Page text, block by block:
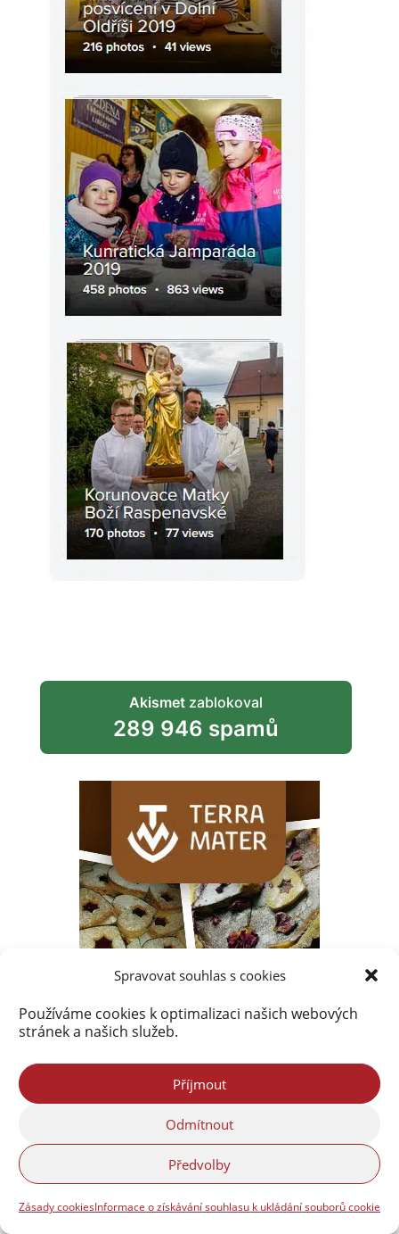
Spravovat souhlas s cookies
Používáme cookies k optimalizaci našich webových
stránek a našich služeb.
Příjmout
Odmítnout
Předvolby
Zásady cookiesInformace o získávání souhlasu k ukládání souborů cookie
Akismetzablokoval
289 946 spamů